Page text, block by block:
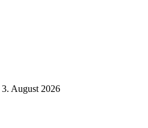
3. August 2026